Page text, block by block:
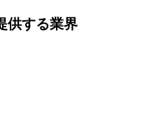
供する業界